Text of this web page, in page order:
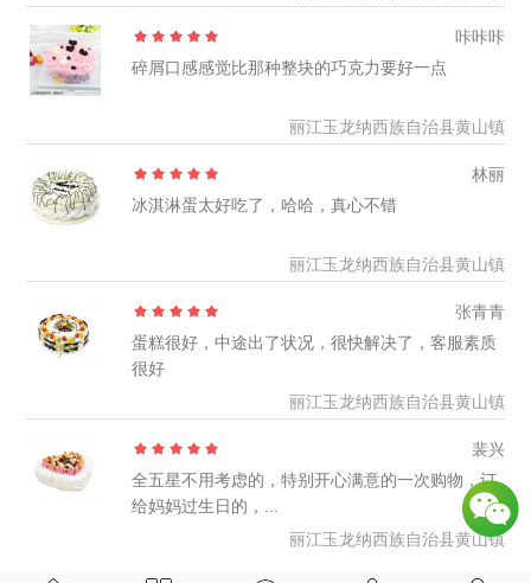
咔咔咔
碎屑口感感觉比那种整块的巧克力要好一点
丽江玉龙纳西族自治县黄山镇
林丽
冰淇淋蛋太好吃了，哈哈，真心不错
丽江玉龙纳西族自治县黄山镇
张青青
蛋糕很好，中途出了状况，很快解决了，客服素质
很好
丽江玉龙纳西族自治县黄山镇
裴兴
全五星不用考虑的，特别开心满意的一次购物，订
给妈妈过生日的，...
丽江玉龙纳西族自治县黄山镇